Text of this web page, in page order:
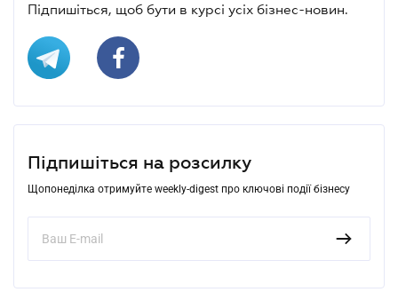
Підпишіться, щоб бути в курсі усіх бізнес-новин.
Підпишіться на розсилку
Щопонеділка отримуйте weekly-digest про ключові події бізнесу